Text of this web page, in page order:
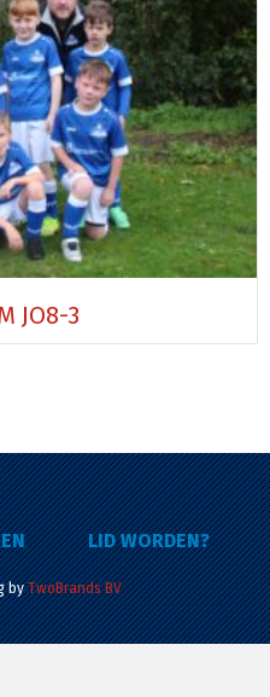
JO8-3
LID WORDEN?
byTwoBrands BV